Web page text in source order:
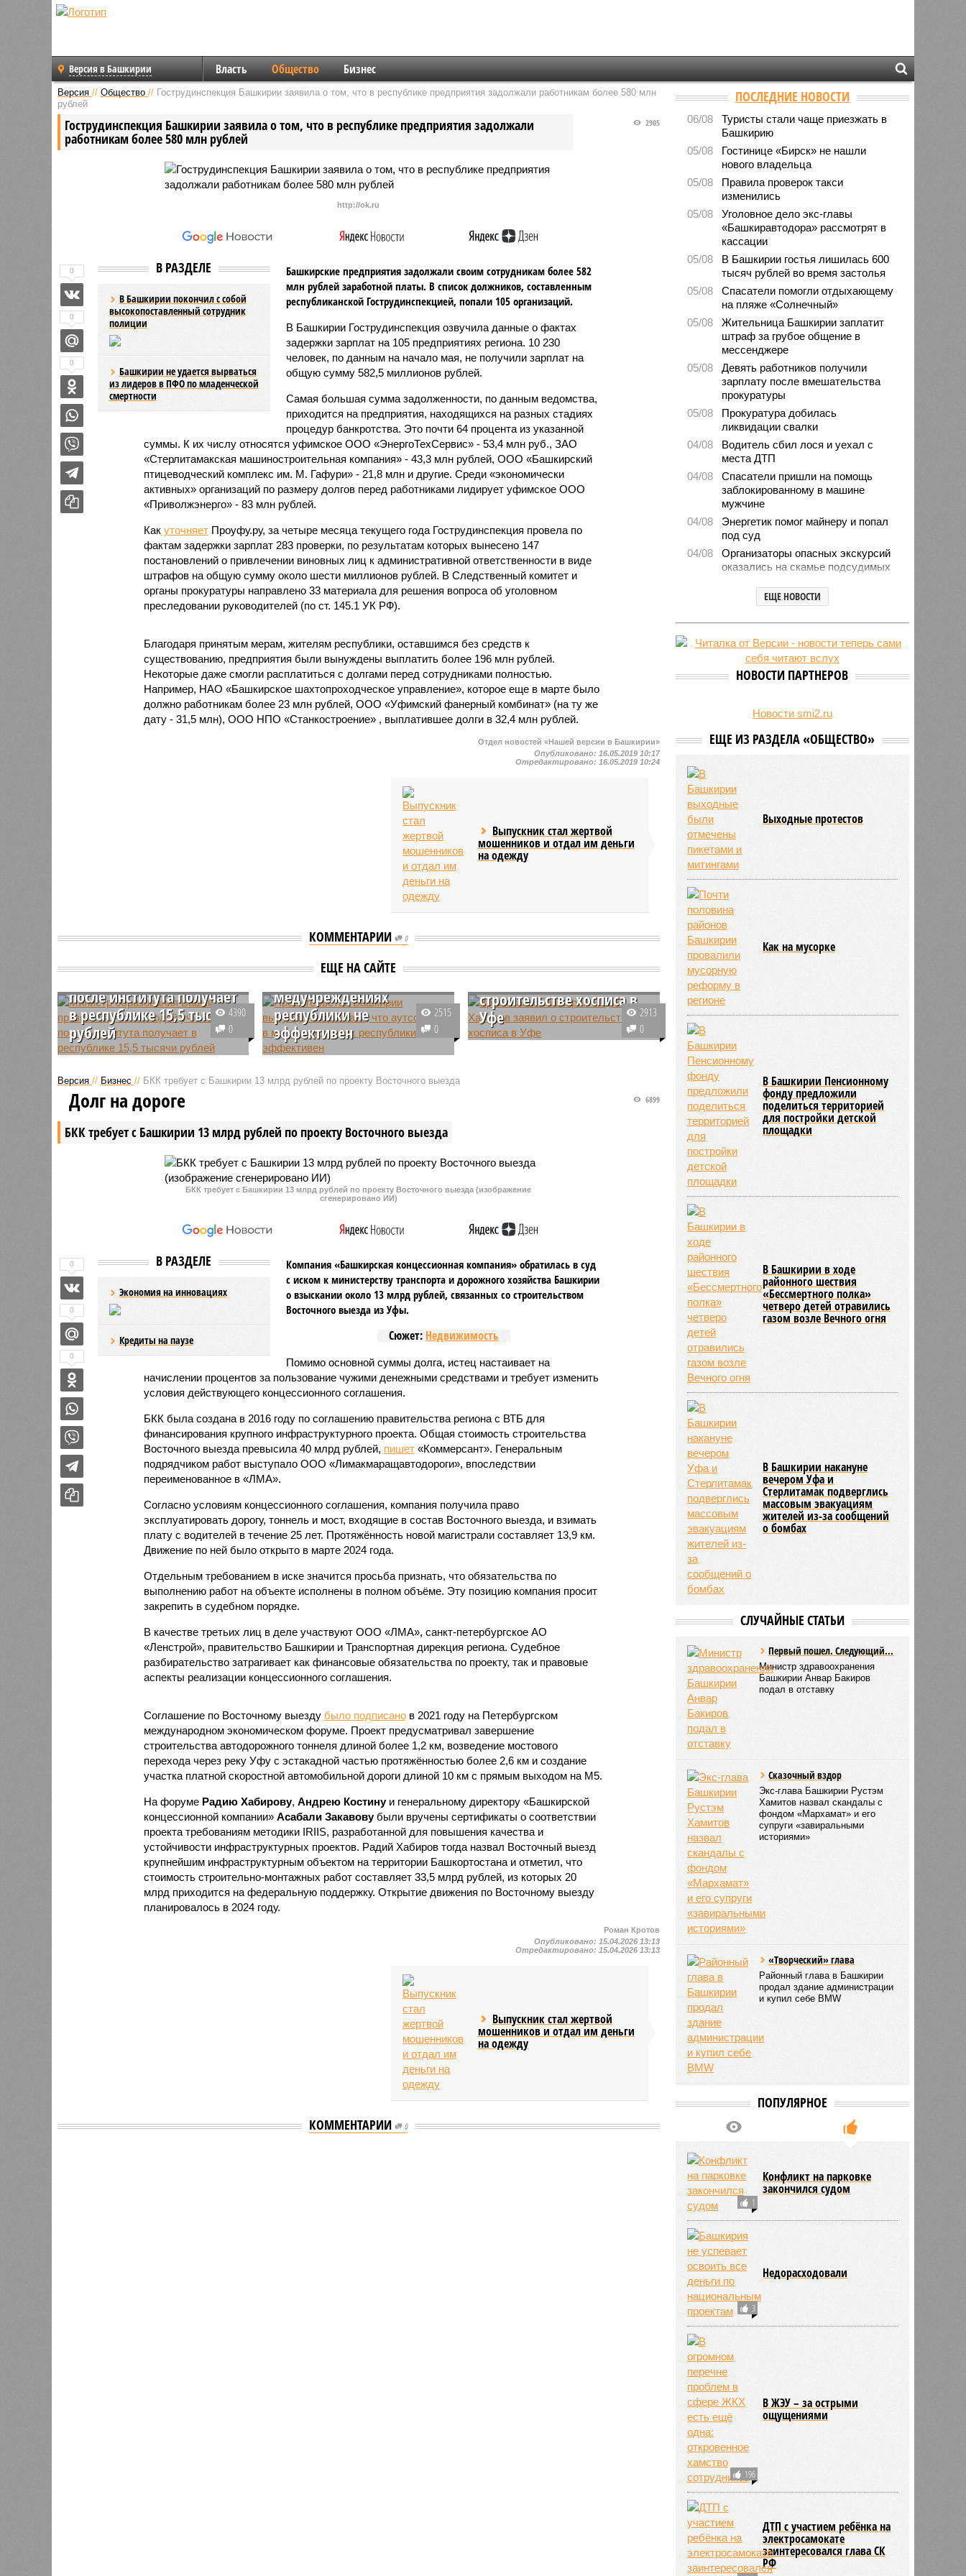
Версия в Башкирии Власть Общество Бизнес
Версия // Общество // Гострудинспекция Башкирии заявила о том, что в республике предприятия задолжали работникам более 580 млн
рублей
Гострудинспекция Башкирии заявила о том, что в республике предприятия задолжали
работникам более 580 млн рублей
2905
http://ok.ru
В РАЗДЕЛЕ
В Башкирии покончил с собой
высокопоставленный сотрудник
полиции
Башкирии не удается вырваться
из лидеров в ПФО по младенческой
смертности
Башкирские предприятия задолжали своим сотрудникам более 582
млн рублей заработной платы. В список должников, составленным
республиканской Гострудинспекцией, попали 105 организаций.
В Башкирии Гострудинспекция озвучила данные о фактах
задержки зарплат на 105 предприятиях региона. 10 230
человек, по данным на начало мая, не получили зарплат на
общую сумму 582,5 миллионов рублей.
Самая большая сумма задолженности, по данным ведомства,
приходится на предприятия, находящихся на разных стадиях
процедур банкротства. Это почти 64 процента из указанной
суммы. К их числу относятся уфимское ООО «ЭнергоТехСервис» - 53,4 млн руб., ЗАО
«Стерлитамакская машиностроительная компания» - 43,3 млн рублей, ООО «Башкирский
птицеводческий комплекс им. М. Гафури» - 21,8 млн и другие. Среди «экономически
активных» организаций по размеру долгов перед работниками лидирует уфимское ООО
«Приволжэнерго» - 83 млн рублей.
КакуточняетПроуфу.ру, за четыре месяца текущего года Гострудинспекция провела по
фактам задержки зарплат 283 проверки, по результатам которых вынесено 147
постановлений о привлечении виновных лиц к административной ответственности в виде
штрафов на общую сумму около шести миллионов рублей. В Следственный комитет и
органы прокуратуры направлено 33 материала для решения вопроса об уголовном
преследовании руководителей (по ст. 145.1 УК РФ).
Благодаря принятым мерам, жителям республики, оставшимся без средств к
существованию, предприятия были вынуждены выплатить более 196 млн рублей.
Некоторые даже смогли расплатиться с долгами перед сотрудниками полностью.
Например, НАО «Башкирское шахтопроходческое управление», которое еще в марте было
должно работникам более 23 млн рублей, ООО «Уфимский фанерный комбинат» (на ту же
дату - 31,5 млн), ООО НПО «Станкостроение» , выплатившее долги в 32,4 млн рублей.
0
0
0
Отдел новостей «Нашей версии в Башкирии»
Опубликовано: 16.05.2019 10:17
Отредактировано: 16.05.2019 10:24
Выпускник стал жертвой
мошенников и отдал им деньги
на одежду
КОММЕНТАРИИ 0
ЕЩЕ НА САЙТЕ
Министр образования
что молодой учитель
после института получает
в республике 15,5 тысячи
рублей
В Башкирии не выполняются
указы президента РФ о
зарплатах учителям. Реально
многие педагоги в республике
получают вдвое меньше средней
4390
0
Правительство Башкирии
вынуждено признать,
что аутсорсинг в
медучреждениях
республики не
эффективен
На совещании в правительстве
привлечение к работе в
снизило качество медицинских
2515
0
Врио главы Башкирии
строительстве хосписа в
Уфе
В Башкирии врило главы
2913
0
Версия // Бизнес // БКК требует с Башкирии 13 млрд рублей по проекту Восточного выезда
БКК требует с Башкирии 13 млрд рублей по проекту Восточного выезда
6899
Долг на дороге
БКК требует с Башкирии 13 млрд рублей по проекту Восточного выезда (изображение
сгенерировано ИИ)
В РАЗДЕЛЕ
Экономия на инновациях
Кредиты на паузе
Компания «Башкирская концессионная компания» обратилась в суд
с иском к министерству транспорта и дорожного хозяйства Башкирии
о взыскании около 13 млрд рублей, связанных со строительством
Восточного выезда из Уфы.
Сюжет: Недвижимость
Помимо основной суммы долга, истец настаивает на
начислении процентов за пользование чужими денежными средствами и требует изменить
условия действующего концессионного соглашения.
БКК была создана в 2016 году по соглашению правительства региона с ВТБ для
финансирования крупного инфраструктурного проекта. Общая стоимость строительства
Восточного выезда превысила 40 млрд рублей, пишет«Коммерсант». Генеральным
подрядчиком работ выступало ООО «Лимакмаращавтодороги», впоследствии
переименованное в «ЛМА».
Согласно условиям концессионного соглашения, компания получила право
эксплуатировать дорогу, тоннель и мост, входящие в состав Восточного выезда, и взимать
плату с водителей в течение 25 лет. Протяжённость новой магистрали составляет 13,9 км.
Движение по ней было открыто в марте 2024 года.
Отдельным требованием в иске значится просьба признать, что обязательства по
выполнению работ на объекте исполнены в полном объёме. Эту позицию компания просит
закрепить в судебном порядке.
В качестве третьих лиц в деле участвуют ООО «ЛМА», санкт-петербургское АО
«Ленстрой», правительство Башкирии и Транспортная дирекция региона. Судебное
разбирательство затрагивает как финансовые обязательства по проекту, так и правовые
аспекты реализации концессионного соглашения.
Соглашение по Восточному выезду было подписанов 2021 году на Петербургском
международном экономическом форуме. Проект предусматривал завершение
строительства автодорожного тоннеля длиной более 1,2 км, возведение мостового
перехода через реку Уфу с эстакадной частью протяжённостью более 2,6 км и создание
участка платной скоростной автомобильной дороги длиной 10 км с прямым выходом на М5.
На форуме Радию Хабирову, Андрею Костинуи генеральному директору «Башкирской
концессионной компании» Асабали Закавовубыли вручены сертификаты о соответствии
проекта требованиям методики IRIIS, разработанной для повышения качества и
устойчивости инфраструктурных проектов. Радий Хабиров тогда назвал Восточный выезд
крупнейшим инфраструктурным объектом на территории Башкортостана и отметил, что
стоимость строительно-монтажных работ составляет 33,5 млрд рублей, из которых 20
млрд приходится на федеральную поддержку. Открытие движения по Восточному выезду
планировалось в 2024 году.
0
0
0
Роман Кротов
Опубликовано: 15.04.2026 13:13
Отредактировано: 15.04.2026 13:13
Выпускник стал жертвой
мошенников и отдал им деньги
на одежду
КОММЕНТАРИИ 0
ПОСЛЕДНИЕ НОВОСТИ
06/08
Туристы стали чаще приезжать в
Башкирию
05/08
Гостинице «Бирск» не нашли
нового владельца
05/08
Правила проверок такси
изменились
05/08
Уголовное дело экс-главы
«Башкиравтодора» рассмотрят в
кассации
05/08
В Башкирии гостья лишилась 600
тысяч рублей во время застолья
05/08
Спасатели помогли отдыхающему
на пляже «Солнечный»
05/08
Жительница Башкирии заплатит
штраф за грубое общение в
мессенджере
05/08
Девять работников получили
зарплату после вмешательства
прокуратуры
05/08
Прокуратура добилась
ликвидации свалки
04/08
Водитель сбил лося и уехал с
места ДТП
04/08
Спасатели пришли на помощь
заблокированному в машине
мужчине
04/08
Энергетик помог майнеру и попал
под суд
04/08
Организаторы опасных экскурсий
оказались на скамье подсудимых
Башкирия нарастила импорт
овощей и фруктов
ЕЩЕ НОВОСТИ
НОВОСТИ ПАРТНЕРОВ
Новости smi2.ru
ЕЩЕ ИЗ РАЗДЕЛА «ОБЩЕСТВО»
Выходные протестов
Как на мусорке
В Башкирии Пенсионному
фонду предложили
поделиться территорией
для постройки детской
площадки
В Башкирии в ходе
районного шествия
«Бессмертного полка»
четверо детей отравились
газом возле Вечного огня
В Башкирии накануне
вечером Уфа и
Стерлитамак подверглись
массовым эвакуациям
жителей из-за сообщений
о бомбах
СЛУЧАЙНЫЕ СТАТЬИ
Первый пошел. Следующий...
Министр здравоохранения
Башкирии Анвар Бакиров
подал в отставку
Сказочный вздор
Экс-глава Башкирии Рустэм
Хамитов назвал скандалы с
фондом «Мархамат» и его
супруги «завиральными
историями»
«Творческий» глава
Районный глава в Башкирии
продал здание администрации
и купил себе BMW
ПОПУЛЯРНОЕ
1
Конфликт на парковке
закончился судом
3
Недорасходовали
196
В ЖЭУ – за острыми
ощущениями
ДТП с участием ребёнка на
электросамокате
заинтересовался глава СК
РФ